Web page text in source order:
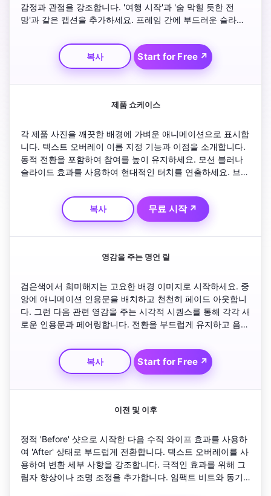
감정과 관점을 강조합니다. '여행 시작'과 '숨 막힐 듯한 전
망'과 같은 캡션을 추가하세요. 프레임 간에 부드러운 슬라이
낙관적인 배경 음악을 결합하고 '다음 목적지가 기다리고 있
다'는 대담한 아우트로로 마무리하세요.
복사 Start for Free ↗
제품 쇼케이스
각 제품 사진을 깨끗한 배경에 가벼운 애니메이션으로 표시합
니다. 텍스트 오버레이 이름 지정 기능과 이점을 소개합니다.
동적 전환을 포함하여 참여를 높이 유지하세요. 모션 블러나
슬라이드 효과를 사용하여 현대적인 터치를 연출하세요. 브랜
어링하세요. 전체 컬렉션이나 웹사이트를 보도록 장려하는 행
동 촉구로 마무리하세요.
복사 무료 시작 ↗
영감을 주는 명언 릴
검은색에서 희미해지는 고요한 배경 이미지로 시작하세요. 중
앙에 애니메이션 인용문을 배치하고 천천히 페이드 아웃합니
다. 그런 다음 관련 영감을 주는 시각적 시퀀스를 통해 각각 새
로운 인용문과 페어링합니다. 전환을 부드럽게 유지하고 음악
채널 이름이 미묘하게 희미해지는 것으로 마무리하세요.
복사
Start for Free ↗
이전 및 이후
정적 'Before' 샷으로 시작한 다음 수직 와이프 효과를 사용하
여 'After' 상태로 부드럽게 전환합니다. 텍스트 오버레이를 사
용하여 변환 세부 사항을 강조합니다. 극적인 효과를 위해 그
림자 향상이나 조명 조정을 추가합니다. 임팩트 비트와 동기